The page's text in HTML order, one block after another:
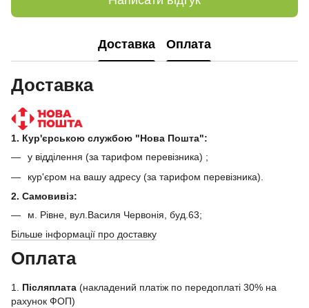
Доставка Оплата
Доставка
1. Кур'єрською службою "Нова Пошта":
у відділення (за тарифом перевізника) ;
кур'єром на вашу адресу (за тарифом перевізника).
2. Самовивіз:
м. Рівне, вул.Василя Червонія, буд.63;
Більше інформації про доставку
Оплата
1. Післяплата (накладений платіж по передоплаті 30% на
рахунок ФОП)